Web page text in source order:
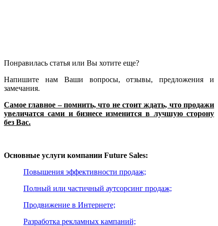
Понравилась статья или Вы хотите еще?
Напишите нам Ваши вопросы, отзывы, предложения и
замечания.
Самое главное – помнить, что не стоит ждать, что продажи
увеличатся сами и бизнесе изменится в лучшую сторону
без Вас.
Основные услуги компании Future Sales:
Повышения эффективности продаж;
Полный или частичный аутсорсинг продаж;
Продвижение в Интернете;
Разработка рекламных кампаний;